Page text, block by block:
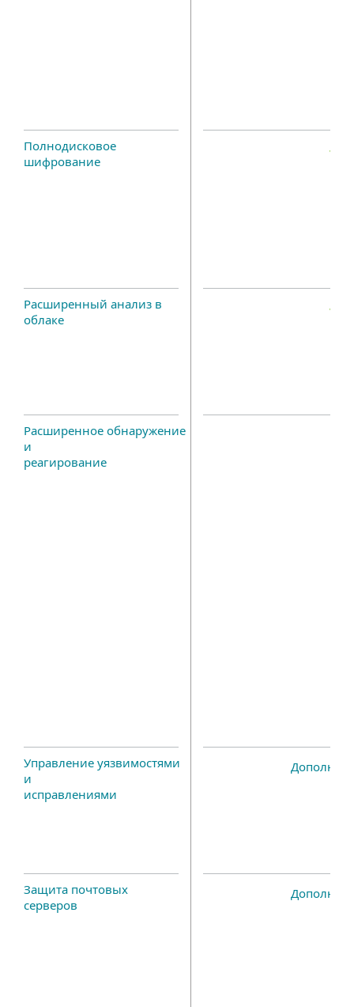
Полнодисковое
шифрование
Расширенный анализ в
облаке
Расширенное обнаружение
и
реагирование
Управление уязвимостями
и
исправлениями
Защита почтовых
серверов